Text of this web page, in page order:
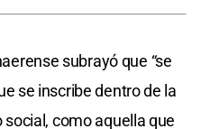
subrayó que “se
se inscribe dentro de la
como aquella que